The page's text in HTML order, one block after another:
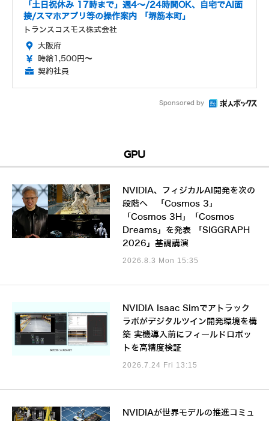
「土日祝休み 17時まで」週4～/24時間OK、自宅でAI面
接/スマホアプリ等の操作案内 「堺筋本町」
トランスコスモス株式会社
大阪府
時給1,500円～
契約社員
Sponsored by
GPU
NVIDIA、フィジカルAI開発を次の
段階へ 「Cosmos 3」
「Cosmos 3H」「Cosmos
Dreams」を発表 「SIGGRAPH
2026」基調講演
2026.8.3 Mon 15:35
NVIDIA Isaac Simでアトラック
ラボがデジタルツイン開発環境を構
築 実機導入前にフィールドロボッ
トを高精度検証
2026.7.24 Fri 13:15
NVIDIAが世界モデルの推進コミュ